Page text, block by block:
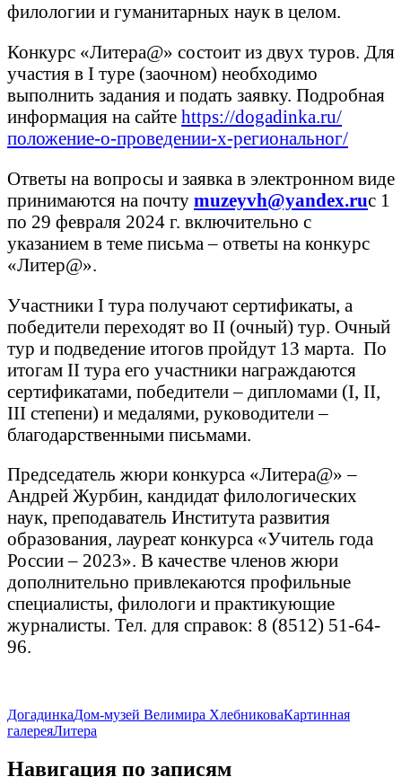
филологии и гуманитарных наук в целом.
Конкурс «Литера@» состоит из двух туров. Для
участия в I туре (заочном) необходимо
выполнить задания и подать заявку. Подробная
информация на сайте https://dogadinka.ru/
положение-о-проведении-x-региональног/
Ответы на вопросы и заявка в электронном виде
принимаются на почту muzeyvh@yandex.ruс 1
по 29 февраля 2024 г. включительно с
указанием в теме письма – ответы на конкурс
«Литер@».
Участники I тура получают сертификаты, а
победители переходят во II (очный) тур. Очный
тур и подведение итогов пройдут 13 марта. По
итогам II тура его участники награждаются
сертификатами, победители – дипломами (I, II,
III степени) и медалями, руководители –
благодарственными письмами.
Председатель жюри конкурса «Литера@» –
Андрей Журбин, кандидат филологических
наук, преподаватель Института развития
образования, лауреат конкурса «Учитель года
России – 2023». В качестве членов жюри
дополнительно привлекаются профильные
специалисты, филологи и практикующие
журналисты. Тел. для справок: 8 (8512) 51-64-
96.
ДогадинкаДом-музей Велимира ХлебниковаКартинная
галереяЛитера
Навигация по записям